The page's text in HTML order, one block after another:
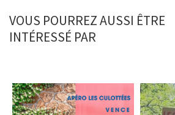
VOUS POURREZ AUSSI ÊTRE
INTÉRESSÉ PAR